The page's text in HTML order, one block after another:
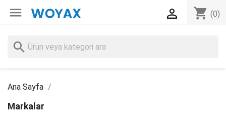
 shopping_cart (0)

search
Ana Sayfa
Markalar